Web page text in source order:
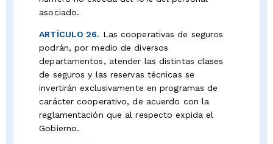
asociado.
ARTÍCULO 26. Las cooperativas de seguros
podrán, por medio de diversos
departamentos, atender las distintas clases
de seguros y las reservas técnicas se
invertirán exclusivamente en programas de
carácter cooperativo, de acuerdo con la
reglamentación que al respecto expida el
Gobierno.